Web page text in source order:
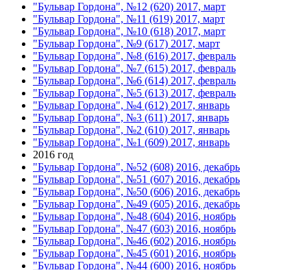
"Бульвар Гордона", №12 (620) 2017, март
"Бульвар Гордона", №11 (619) 2017, март
"Бульвар Гордона", №10 (618) 2017, март
"Бульвар Гордона", №9 (617) 2017, март
"Бульвар Гордона", №8 (616) 2017, февраль
"Бульвар Гордона", №7 (615) 2017, февраль
"Бульвар Гордона", №6 (614) 2017, февраль
"Бульвар Гордона", №5 (613) 2017, февраль
"Бульвар Гордона", №4 (612) 2017, январь
"Бульвар Гордона", №3 (611) 2017, январь
"Бульвар Гордона", №2 (610) 2017, январь
"Бульвар Гордона", №1 (609) 2017, январь
2016 год
"Бульвар Гордона", №52 (608) 2016, декабрь
"Бульвар Гордона", №51 (607) 2016, декабрь
"Бульвар Гордона", №50 (606) 2016, декабрь
"Бульвар Гордона", №49 (605) 2016, декабрь
"Бульвар Гордона", №48 (604) 2016, ноябрь
"Бульвар Гордона", №47 (603) 2016, ноябрь
"Бульвар Гордона", №46 (602) 2016, ноябрь
"Бульвар Гордона", №45 (601) 2016, ноябрь
"Бульвар Гордона", №44 (600) 2016, ноябрь